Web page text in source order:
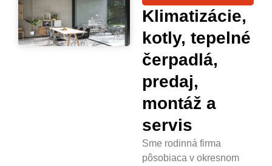
Klimatizácie,
kotly, tepelné
čerpadlá,
predaj,
montáž a
servis
Sme rodinná firma
pôsobiaca v okresnom